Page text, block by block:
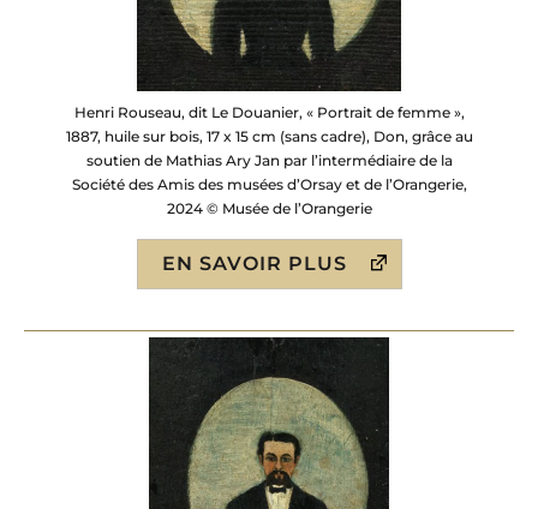
Henri Rouseau, dit Le Douanier, « Portrait de femme »,
1887, huile sur bois, 17 x 15 cm (sans cadre), Don, grâce au
soutien de Mathias Ary Jan par l’intermédiaire de la
Société des Amis des musées d’Orsay et de l’Orangerie,
2024 © Musée de l’Orangerie
EN SAVOIR PLUS